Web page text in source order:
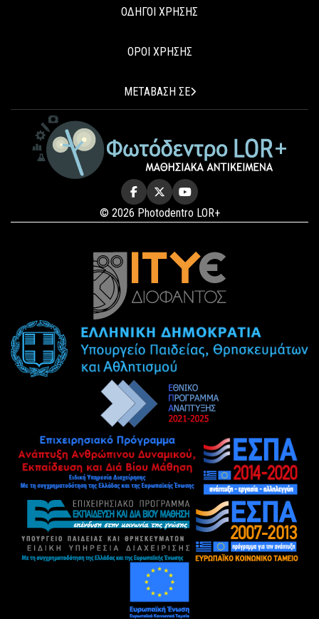
ΟΔΗΓΟΙ ΧΡΗΣΗΣ
ΟΡΟΙ ΧΡΗΣΗΣ
ΜΕΤΑΒΑΣΗ ΣΕ
© 2026 Photodentro LOR+